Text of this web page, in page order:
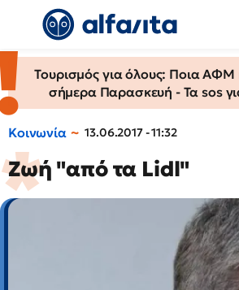
Τουρισμός για όλους: Ποια ΑΦΜ
σήμερα Παρασκευή - Τα sos
Κοινωνία 13.06.2017 - 11:32
Ζωή "από τα Lidl"